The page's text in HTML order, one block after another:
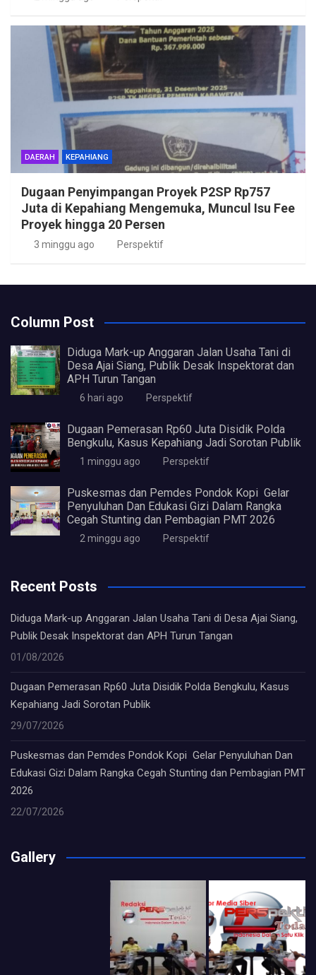
DAERAH KEPAHIANG
Dugaan Penyimpangan Proyek P2SP Rp757
Juta di Kepahiang Mengemuka, Muncul Isu Fee
Proyek hingga 20 Persen
3 minggu ago Perspektif
Column Post
Diduga Mark-up Anggaran Jalan Usaha Tani di
Desa Ajai Siang, Publik Desak Inspektorat dan
APH Turun Tangan
6 hari ago Perspektif
Dugaan Pemerasan Rp60 Juta Disidik Polda
Bengkulu, Kasus Kepahiang Jadi Sorotan Publik
1 minggu ago Perspektif
Puskesmas dan Pemdes Pondok Kopi Gelar
Penyuluhan Dan Edukasi Gizi Dalam Rangka
Cegah Stunting dan Pembagian PMT 2026
2 minggu ago Perspektif
Recent Posts
Diduga Mark-up Anggaran Jalan Usaha Tani di Desa Ajai Siang,
Publik Desak Inspektorat dan APH Turun Tangan
01/08/2026
Dugaan Pemerasan Rp60 Juta Disidik Polda Bengkulu, Kasus
Kepahiang Jadi Sorotan Publik
29/07/2026
Puskesmas dan Pemdes Pondok Kopi Gelar Penyuluhan Dan
Edukasi Gizi Dalam Rangka Cegah Stunting dan Pembagian PMT
2026
22/07/2026
Gallery